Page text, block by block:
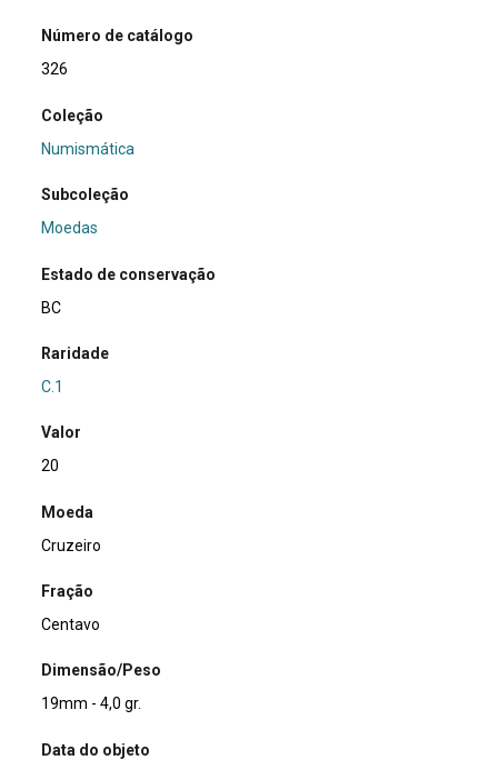
Número de catálogo
326
Coleção
Numismática
Subcoleção
Moedas
Estado de conservação
BC
Raridade
C.1
Valor
20
Moeda
Cruzeiro
Fração
Centavo
Dimensão/Peso
19mm - 4,0 gr.
Data do objeto